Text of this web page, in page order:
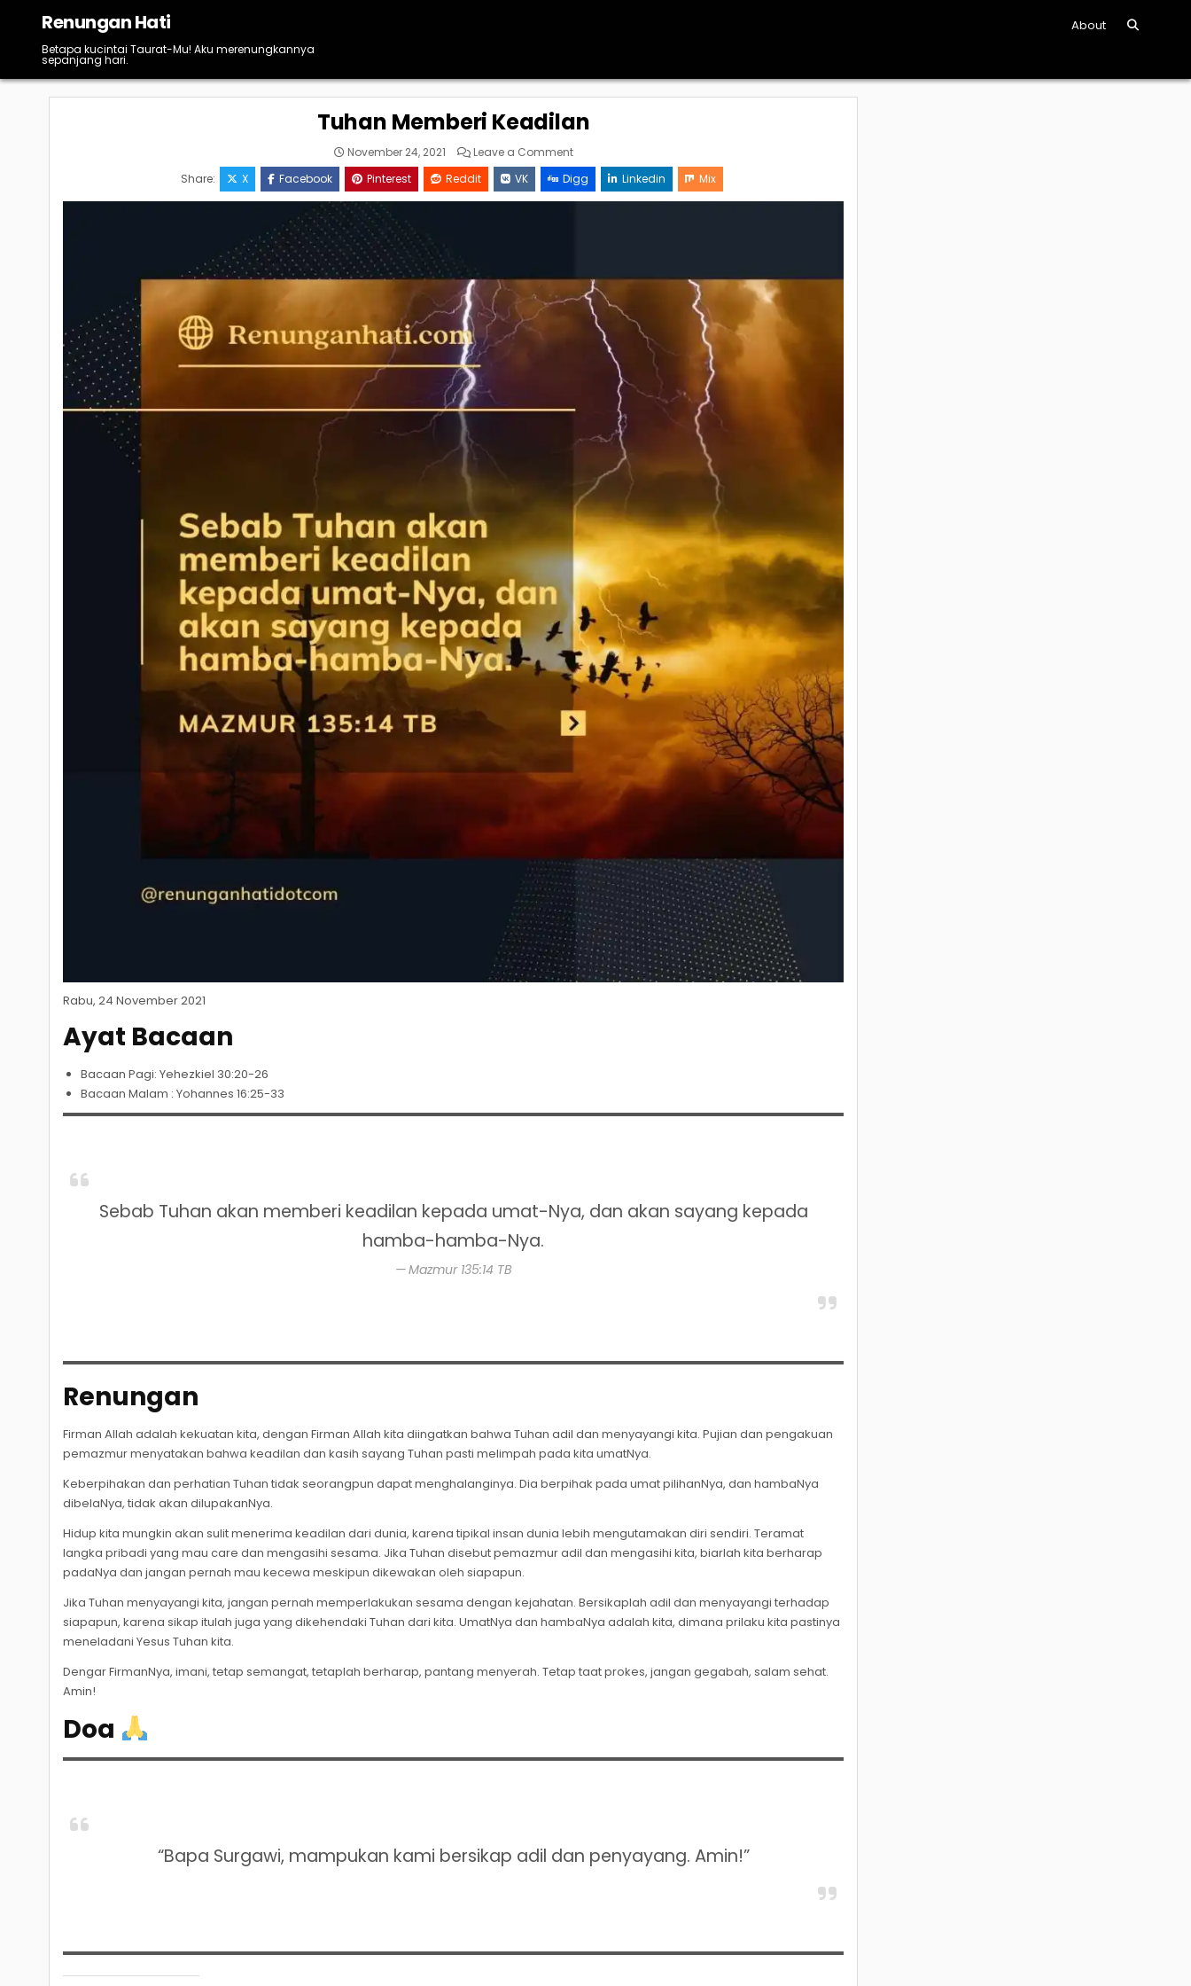
content
Renungan Hati
Betapa kucintai Taurat-Mu! Aku merenungkannya
sepanjang hari.
About
Tuhan Memberi Keadilan
November 24, 2021 Leave a Commenton
Memberi
Keadilan
Share: X Facebook Pinterest Reddit VK Digg Linkedin Mix
Rabu, 24 November 2021
Ayat Bacaan
Bacaan Pagi: Yehezkiel 30:20-26
Bacaan Malam : Yohannes 16:25-33
Sebab Tuhan akan memberi keadilan kepada umat-Nya, dan akan sayang kepada
hamba-hamba-Nya.
Mazmur 135:14 TB
Renungan
Firman Allah adalah kekuatan kita, dengan Firman Allah kita diingatkan bahwa Tuhan adil dan menyayangi kita. Pujian dan pengakuan
pemazmur menyatakan bahwa keadilan dan kasih sayang Tuhan pasti melimpah pada kita umatNya.
Keberpihakan dan perhatian Tuhan tidak seorangpun dapat menghalanginya. Dia berpihak pada umat pilihanNya, dan hambaNya
dibelaNya, tidak akan dilupakanNya.
Hidup kita mungkin akan sulit menerima keadilan dari dunia, karena tipikal insan dunia lebih mengutamakan diri sendiri. Teramat
langka pribadi yang mau care dan mengasihi sesama. Jika Tuhan disebut pemazmur adil dan mengasihi kita, biarlah kita berharap
padaNya dan jangan pernah mau kecewa meskipun dikewakan oleh siapapun.
Jika Tuhan menyayangi kita, jangan pernah memperlakukan sesama dengan kejahatan. Bersikaplah adil dan menyayangi terhadap
siapapun, karena sikap itulah juga yang dikehendaki Tuhan dari kita. UmatNya dan hambaNya adalah kita, dimana prilaku kita pastinya
meneladani Yesus Tuhan kita.
Dengar FirmanNya, imani, tetap semangat, tetaplah berharap, pantang menyerah. Tetap taat prokes, jangan gegabah, salam sehat.
Amin!
Doa
“Bapa Surgawi, mampukan kami bersikap adil dan penyayang. Amin!”